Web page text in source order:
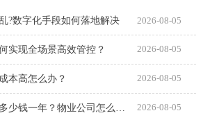
?数字化手段如何落地解决 2026-08-05
实现全场景高效管控？ 2026-08-05
本高怎么办？ 2026-08-05
2026-08-05